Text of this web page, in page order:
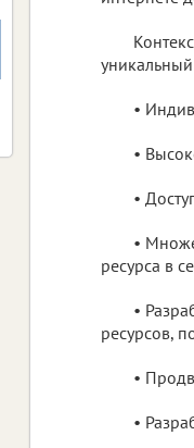
уникальный
•
•
•
•
ресурса в
•
ресурсов,
•
•